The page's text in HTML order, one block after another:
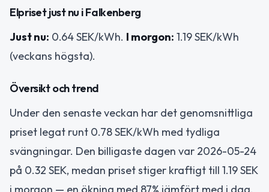
Elpriset just nu i Falkenberg
Just nu: 0.64 SEK/kWh. I morgon: 1.19 SEK/kWh
(veckans högsta).
Översikt och trend
Under den senaste veckan har det genomsnittliga
priset legat runt 0.78 SEK/kWh med tydliga
svängningar. Den billigaste dagen var 2026-05-24
på 0.32 SEK, medan priset stiger kraftigt till 1.19 SEK